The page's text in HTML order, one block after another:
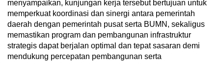
menyampaikan, kunjungan kerja tersebut bertujuan untuk
memperkuat koordinasi dan sinergi antara pemerintah
daerah dengan pemerintah pusat serta BUMN, sekaligus
memastikan program dan pembangunan infrastruktur
strategis dapat berjalan optimal dan tepat sasaran demi
mendukung percepatan pembangunan serta